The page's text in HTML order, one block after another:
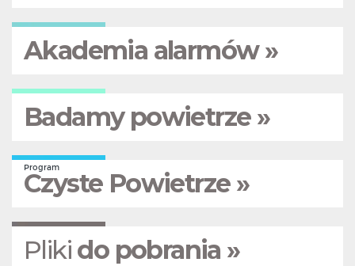
Akademia alarmów »
Badamy powietrze »
Program
Czyste Powietrze »
Pliki do pobrania »